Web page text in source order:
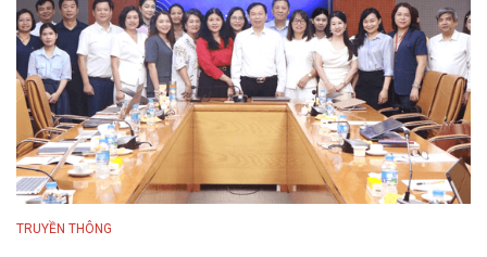
TRUYỀN THÔNG